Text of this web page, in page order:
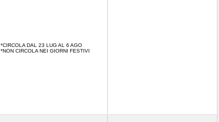
*CIRCOLA DAL 23 LUG AL 6 AGO
*NON CIRCOLA NEI GIORNI FESTIVI